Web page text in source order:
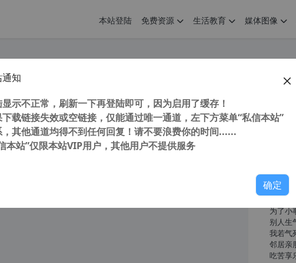
本站登陆 免费资源 生活教育 媒体图像
Explorer(IE)免费Adblock广告屏蔽插件Adblock Plus for IE 1.6正式版
注明： 转载自 cnorg.12hp.de 注意： 由于网站空间位于国
的访问高...
您在本
人生就
相扶
为了小
别人生
我若气
邻居亲
吃苦享
知
示不正常，刷新一下再登陆即可，因为启用了缓存！
载链接失效或空链接，仅能通过唯一通道，左下方菜单“私信本站”
其他通道均得不到任何回复！请不要浪费你的时间......
本站”仅限本站VIP用户，其他用户不提供服务
确定